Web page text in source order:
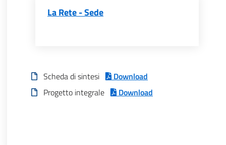
La Rete - Sede
Scheda di sintesi
Download
Progetto integrale
Download